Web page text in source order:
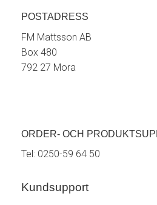
POSTADRESS
FM Mattsson AB
Box 480
792 27 Mora
ORDER- OCH
Tel: 0250-59 64 50
Kundsupport